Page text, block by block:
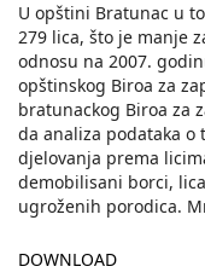
U opštini Bratunac u
279 lica, što je manje
odnosu na 2007.
opštinskog Biroa za
bratunackog Biroa za
da analiza podataka
djelovanja prema
demobilisani borci,
ugroženih porodica.
DOWNLOAD